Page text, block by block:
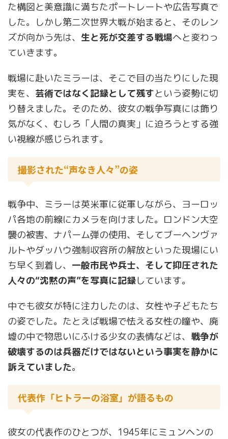
た構図と美意識に満ちたポートレートや広告写真で
した。しかし第二次世界大戦が始まると、そのレン
ズが向かう先は、 生と死が交差する戦場へと変わっ
ていきます。
戦場に赴いたミラーは、そこで目の当たりにした現
実を、 芸術ではなく記録として残すという姿勢に切
り替えました。そのため、彼女の戦争写真には飾り
気がなく、むしろ「人間の真実」に迫ろうとする強
い視線が感じられます。
撮影された“声なき人々”の姿
戦争中、ミラーは英米軍に従軍しながら、ヨーロッ
パ各地の前線にカメラを向けました。ロンドン大空
襲の被害、ナパーム弾の使用、そしてブーヘンヴァ
ルトやダッハウ強制収容所の解放といった現場にい
ち早く到着し、 一般市民や兵士、そして抑圧された
人々の“沈黙の声”を写真に記録しています。
中でも彼女が特に注力したのは、女性や子どもたち
の姿でした。たとえば戦場で怯える女性の瞳や、廃
墟の中で物思いにふける少女の表情などは、 戦争が
破壊するのは兵器だけではないという事実を静かに
訴えていました。
代表作「ヒトラーの浴室」が語るもの
彼女の代表作のひとつが、1945年にミュンヘンの